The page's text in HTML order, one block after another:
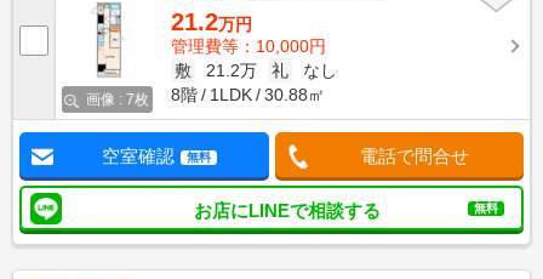
画像 : 7枚
21.2万円
管理費等：10,000円
敷
21.2万 礼
なし
8階
1LDK 30.88㎡
空室確認 無料 電話で問合せ
お店にLINEで相談する 無料